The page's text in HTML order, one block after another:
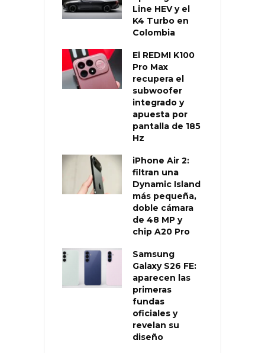
Line HEV y el
K4 Turbo en
Colombia
El REDMI K100
Pro Max
recupera el
subwoofer
integrado y
apuesta por
pantalla de 185
Hz
iPhone Air 2:
filtran una
Dynamic Island
más pequeña,
doble cámara
de 48 MP y
chip A20 Pro
Samsung
Galaxy S26 FE:
aparecen las
primeras
fundas
oficiales y
revelan su
diseño